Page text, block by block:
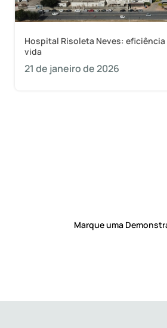
Hospital Risoleta Neves:
vida
21 de janeiro de 2026
Marque uma